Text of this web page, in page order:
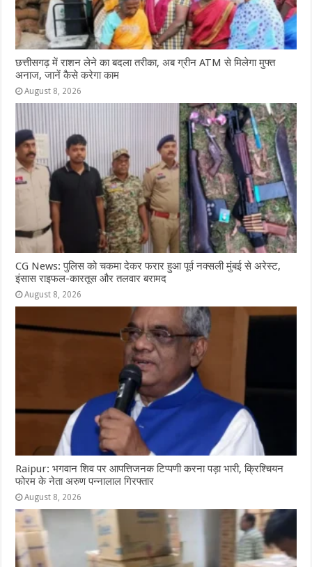
छत्तीसगढ़ में राशन लेने का बदला तरीका, अब ग्रीन ATM से मिलेगा मुफ्त
अनाज, जानें कैसे करेगा काम
August 8, 2026
CG News: पुलिस को चकमा देकर फरार हुआ पूर्व नक्सली मुंबई से अरेस्ट,
इंसास राइफल-कारतूस और तलवार बरामद
August 8, 2026
Raipur: भगवान शिव पर आपत्तिजनक टिप्पणी करना पड़ा भारी, क्रिश्चियन
फोरम के नेता अरुण पन्नालाल गिरफ्तार
August 8, 2026